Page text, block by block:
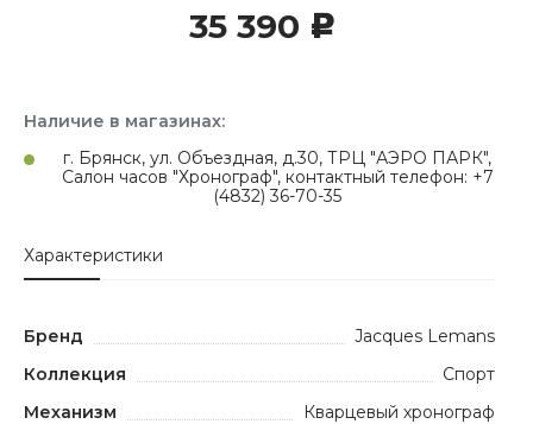
35 390 c
Наличие в магазинах:
г. Брянск, ул. Объездная, д.30, ТРЦ "АЭРО ПАРК",
Салон часов "Хронограф", контактный телефон: +7
(4832) 36-70-35
Характеристики
Бренд
Jacques Lemans
Коллекция
Спорт
Механизм
Кварцевый хронограф